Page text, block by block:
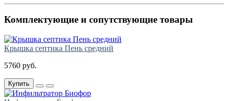
Комплектующие и сопутствующие товары
Крышка септика Пень средний
5760 руб.
Купить